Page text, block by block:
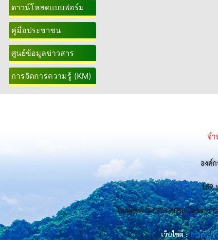
ดาวน์โหลดแบบฟอร์ม
คู่มือประชาชน
ศูนย์ข้อมูลข่าวสาร
การจัดการความรู้ (KM)
จ
องค์
169
โทรศัพท์ 0-5373-6056 โทรสาร
เว็บไซต์ :https://